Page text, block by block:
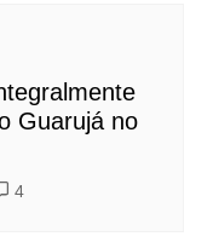
Guarujá no
4